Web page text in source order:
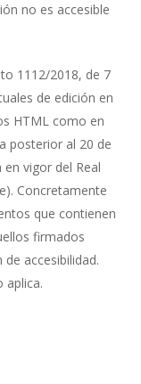
no es accesible
1112/2018, de 7
de edición en
HTML como en
posterior al 20 de
vigor del Real
Concretamente
que contienen
firmados
accesibilidad.
aplica.